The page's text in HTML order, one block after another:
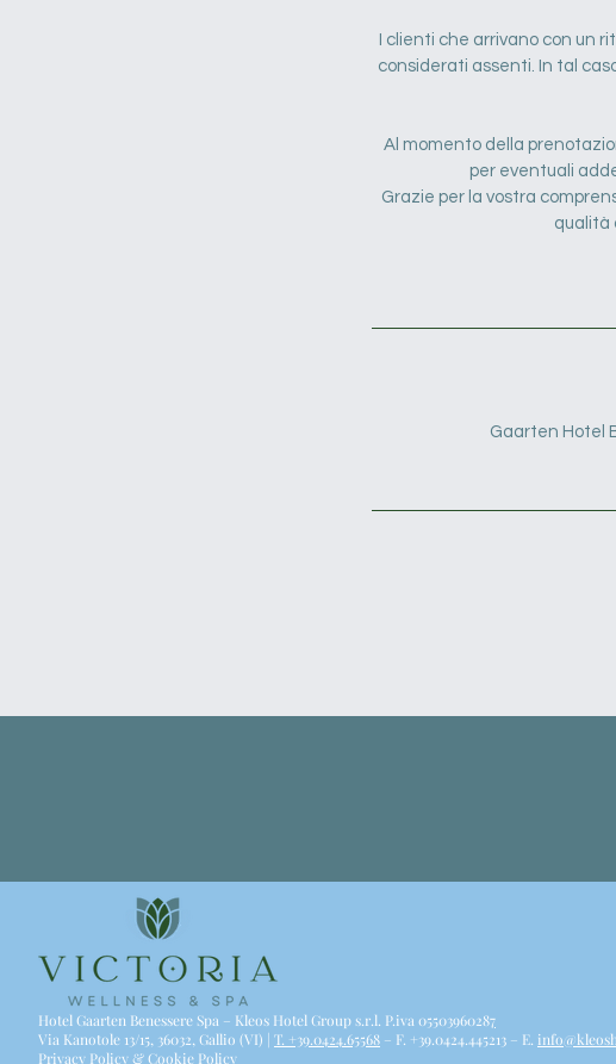
I clienti che arrivano con un
considerati assenti. In tal
Al momento della
per eventuali
Grazie per la vostra
qualità
Gaarten Hotel
Hotel Gaarten Benessere Spa – Kleos Hotel Group s.r.l. P.iva 05503960287
Via Kanotole 13/15, 36032, Gallio (VI) | T. +39.0424.65568 – F. +39.0424.445213 – E.
Privacy Policy & Cookie Policy​